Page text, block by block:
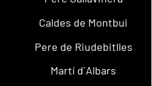
Caldes de Montbui
Pere de Riudebitlles
Martí d´Albars